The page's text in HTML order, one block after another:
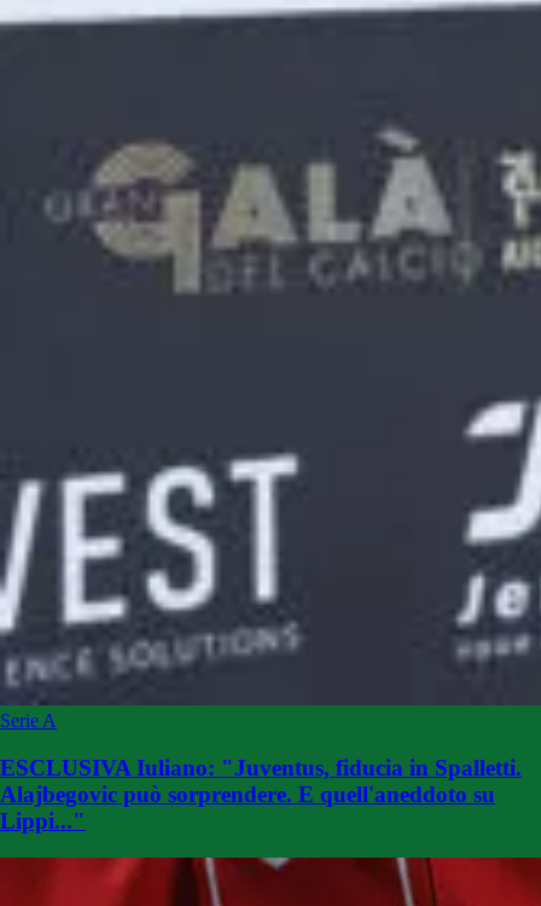
Serie A
ESCLUSIVA Iuliano: "Juventus, fiducia in Spalletti.
Alajbegovic può sorprendere. E quell'aneddoto su
Lippi..."